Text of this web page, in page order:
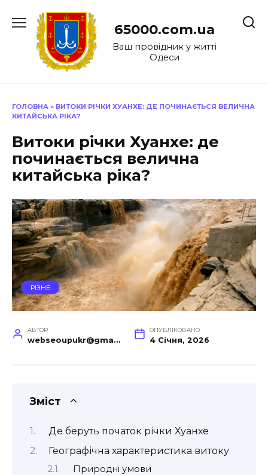
до
65000.com.ua
Ваш провідник у житті
Одеси
ГОЛОВНА » ВИТОКИ РІЧКИ ХУАНХЕ: ДЕ ПОЧИНАЄТЬСЯ ВЕЛИЧНА
КИТАЙСЬКА РІКА?
Витоки річки Хуанхе: де
починається велична
китайська ріка?
РІЗНЕ
АВТОР
webseoupukr@gmail.com
ОПУБЛІКОВАНО
4 Січня, 2026
Зміст
Де беруть початок річки Хуанхе
Географічна характеристика витоку
Природні умови